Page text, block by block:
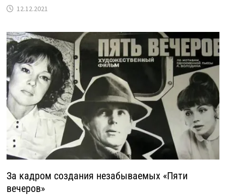
12.12.2021
За кадром создания незабываемых «Пяти
вечеров»